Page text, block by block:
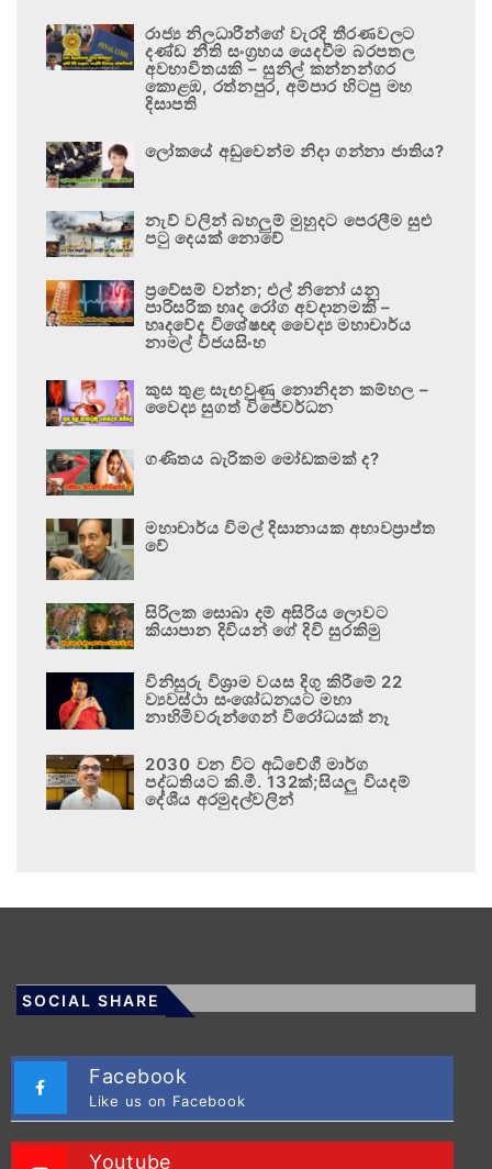
රාජ්‍ය නිලධාරීන්ගේ වැරදි තීරණවලට
දණ්ඩ නීති සංග්‍රහය යෙදවීම බරපතල
අවභාවිතයකි – සුනිල් කන්නන්ගර
කොළඹ, රත්නපුර, අම්පාර හිටපු මහ
දිසාපති
ලෝකයේ අඩුවෙන්ම නිදා ගන්නා ජාතිය?
නැව් වලින් බහලුම් මුහුදට පෙරලීම සුළු
පටු දෙයක් නොවේ
ප්‍රවේසම් වන්න; එල් නිනෝ යනු
පාරිසරික හෘද රෝග අවදානමකි –
හෘදවේද විශේෂඥ වෛද්‍ය මහාචාර්ය
නාමල් විජයසිංහ
කුස තුළ සැඟවුණු නොනිදන කම්හල –
වෛද්‍ය සුගත් විජේවර්ධන
ගණිතය බැරිකම මෝඩකමක් ද?
මහාචාර්ය විමල් දිසානායක අභාවප්‍රාප්ත
වේ
සිරිලක සොබා දම් අසිරිය ලොවට
කියාපාන දිවියන් ගේ දිවි සුරකිමු
විනිසුරු විශ්‍රාම වයස දිගු කිරීමේ 22
ව්‍යවස්ථා සංශෝධනයට මහා
නාහිමිවරුන්ගෙන් විරෝධයක් නෑ
2030 වන විට අධිවේගී මාර්ග
පද්ධතියට කි.මී. 132ක්;සියලු වියදම්
දේශීය අරමුදල්වලින්
SOCIAL SHARE
Facebook
Like us on Facebook
Youtube